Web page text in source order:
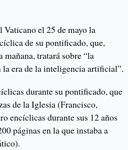
Vaticano el 25 de mayo la
de su pontificado, que,
tratará sobre “la
la era de la inteligencia artificial”.
durante su pontificado, que
de la Iglesia (Francisco,
encíclicas durante sus 12 años
páginas en la que instaba a